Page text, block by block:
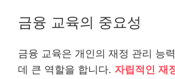
금융 교육의 중요성
금융 교육은 개인의 재정 관리 능
데 큰 역할을 합니다. 자립적인 재